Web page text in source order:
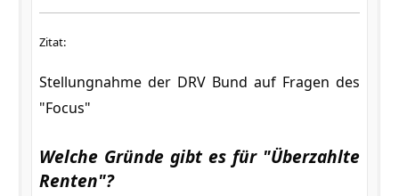
Zitat:
Stellungnahme der DRV Bund auf Fragen des
"Focus"
Welche Gründe gibt es für "Überzahlte
Renten"?